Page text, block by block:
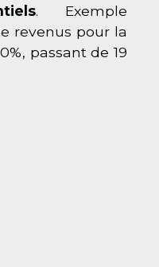
. Exemple
revenus pour la
passant de 19